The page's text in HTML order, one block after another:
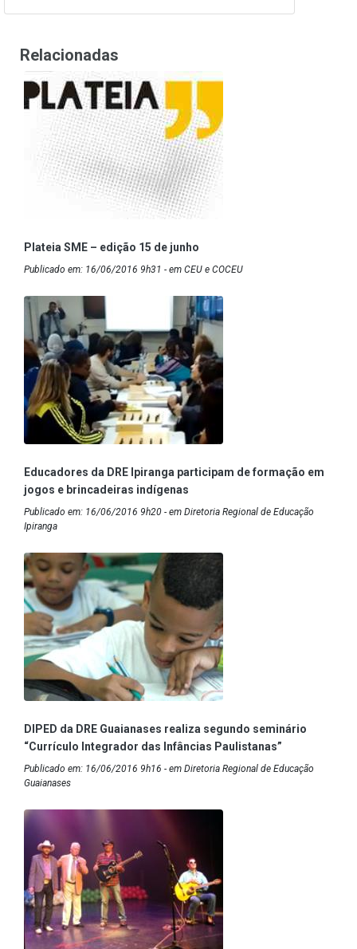
Relacionadas
Plateia SME – edição 15 de junho
Publicado em: 16/06/2016 9h31 - em CEU e COCEU
Educadores da DRE Ipiranga participam de formação em
jogos e brincadeiras indígenas
Publicado em: 16/06/2016 9h20 - em Diretoria Regional de Educação
Ipiranga
DIPED da DRE Guaianases realiza segundo seminário
“Currículo Integrador das Infâncias Paulistanas”
Publicado em: 16/06/2016 9h16 - em Diretoria Regional de Educação
Guaianases